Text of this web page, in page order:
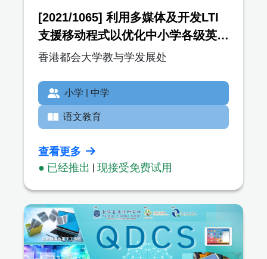
[2021/1065] 利用多媒体及开发LTI
支援移动程式以优化中小学各级英文
教学内容，推动混合教学并提升自主
香港都会大学教与学发展处
小学 | 中学
语文教育
查看更多
● 已经推出 | 现接受免费试用